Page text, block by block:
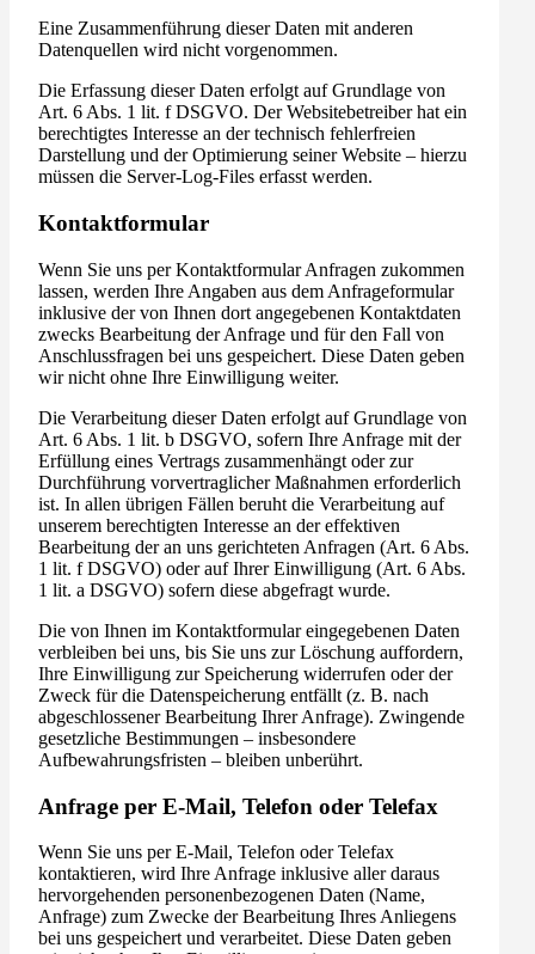
Eine Zusammenführung dieser Daten mit anderen
Datenquellen wird nicht vorgenommen.
Die Erfassung dieser Daten erfolgt auf Grundlage von
Art. 6 Abs. 1 lit. f DSGVO. Der Websitebetreiber hat ein
berechtigtes Interesse an der technisch fehlerfreien
Darstellung und der Optimierung seiner Website – hierzu
müssen die Server-Log-Files erfasst werden.
Kontaktformular
Wenn Sie uns per Kontaktformular Anfragen zukommen
lassen, werden Ihre Angaben aus dem Anfrageformular
inklusive der von Ihnen dort angegebenen Kontaktdaten
zwecks Bearbeitung der Anfrage und für den Fall von
Anschlussfragen bei uns gespeichert. Diese Daten geben
wir nicht ohne Ihre Einwilligung weiter.
Die Verarbeitung dieser Daten erfolgt auf Grundlage von
Art. 6 Abs. 1 lit. b DSGVO, sofern Ihre Anfrage mit der
Erfüllung eines Vertrags zusammenhängt oder zur
Durchführung vorvertraglicher Maßnahmen erforderlich
ist. In allen übrigen Fällen beruht die Verarbeitung auf
unserem berechtigten Interesse an der effektiven
Bearbeitung der an uns gerichteten Anfragen (Art. 6 Abs.
1 lit. f DSGVO) oder auf Ihrer Einwilligung (Art. 6 Abs.
1 lit. a DSGVO) sofern diese abgefragt wurde.
Die von Ihnen im Kontaktformular eingegebenen Daten
verbleiben bei uns, bis Sie uns zur Löschung auffordern,
Ihre Einwilligung zur Speicherung widerrufen oder der
Zweck für die Datenspeicherung entfällt (z. B. nach
abgeschlossener Bearbeitung Ihrer Anfrage). Zwingende
gesetzliche Bestimmungen – insbesondere
Aufbewahrungsfristen – bleiben unberührt.
Anfrage per E-Mail, Telefon oder Telefax
Wenn Sie uns per E-Mail, Telefon oder Telefax
kontaktieren, wird Ihre Anfrage inklusive aller daraus
hervorgehenden personenbezogenen Daten (Name,
Anfrage) zum Zwecke der Bearbeitung Ihres Anliegens
bei uns gespeichert und verarbeitet. Diese Daten geben